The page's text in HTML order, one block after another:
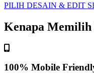
PILIH DESAIN & EDIT
Kenapa
100% Mobile